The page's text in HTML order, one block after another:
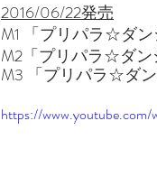
2016/06/22発売
M1 「プリパラ☆ダン
M2「プリパラ☆ダン
M3 「プリパラ☆ダン
https://